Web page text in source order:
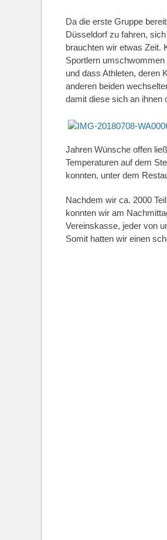
Da die erste Gruppe
Düsseldorf zu fahren,
brauchten wir etwas Zeit.
Sportlern
und dass Athleten, deren
anderen beiden
damit diese sich an ihnen
Jahren Wünsche offen
Temperaturen auf dem
konnten, unter dem
Nachdem wir ca. 2000
konnten wir am
Vereinskasse, jeder von
Somit hatten wir einen